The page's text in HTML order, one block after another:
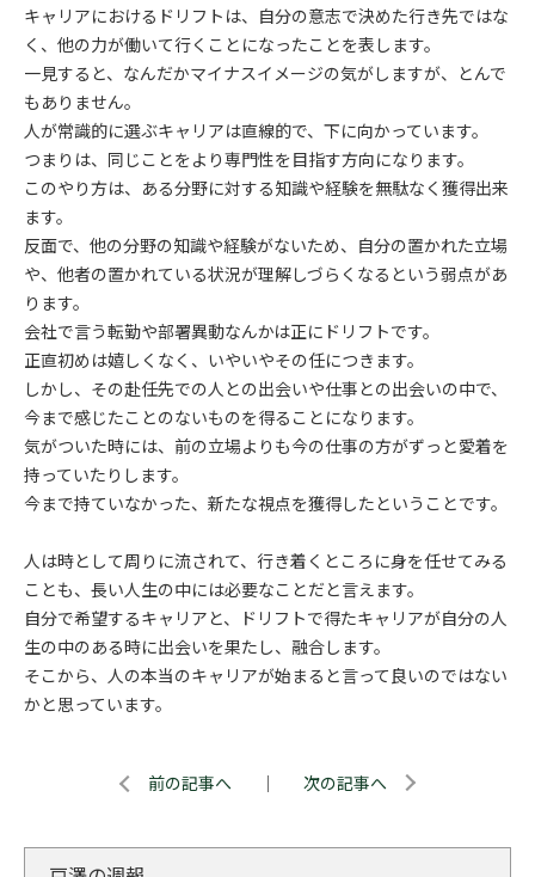
キャリアにおけるドリフトは、自分の意志で決めた行き先ではな
く、他の力が働いて行くことになったことを表します。
一見すると、なんだかマイナスイメージの気がしますが、とんで
もありません。
人が常識的に選ぶキャリアは直線的で、下に向かっています。
つまりは、同じことをより専門性を目指す方向になります。
このやり方は、ある分野に対する知識や経験を無駄なく獲得出来
ます。
反面で、他の分野の知識や経験がないため、自分の置かれた立場
や、他者の置かれている状況が理解しづらくなるという弱点があ
ります。
会社で言う転勤や部署異動なんかは正にドリフトです。
正直初めは嬉しくなく、いやいやその任につきます。
しかし、その赴任先での人との出会いや仕事との出会いの中で、
今まで感じたことのないものを得ることになります。
気がついた時には、前の立場よりも今の仕事の方がずっと愛着を
持っていたりします。
今まで持ていなかった、新たな視点を獲得したということです。
人は時として周りに流されて、行き着くところに身を任せてみる
ことも、長い人生の中には必要なことだと言えます。
自分で希望するキャリアと、ドリフトで得たキャリアが自分の人
生の中のある時に出会いを果たし、融合します。
そこから、人の本当のキャリアが始まると言って良いのではない
かと思っています。
前の記事へ ｜ 次の記事へ